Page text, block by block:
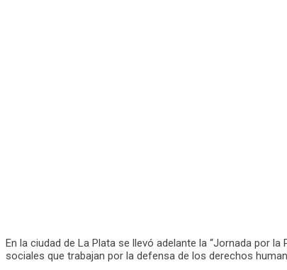
En la ciudad de La Plata se llevó adelante la “Jornada por
sociales que trabajan por la defensa de los derechos